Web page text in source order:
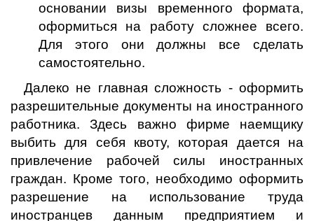
основании визы временного формата,
оформиться на работу сложнее всего.
Для этого они должны все сделать
самостоятельно.
Далеко не главная сложность - оформить
разрешительные документы на иностранного
работника. Здесь важно фирме наемщику
выбить для себя квоту, которая дается на
привлечение рабочей силы иностранных
граждан. Кроме того, необходимо оформить
разрешение на использование труда
иностранцев данным предприятием и